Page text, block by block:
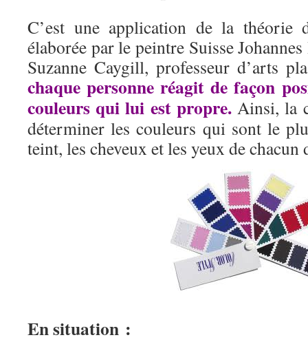
C’est une application de la théorie
élaborée par le peintre Suisse
Suzanne Caygill, professeur d’arts
chaque personne réagit de façon
couleurs qui lui est propre.Ainsi, la
déterminer les couleurs qui sont le
teint, les cheveux et les yeux de chacun
En situation :